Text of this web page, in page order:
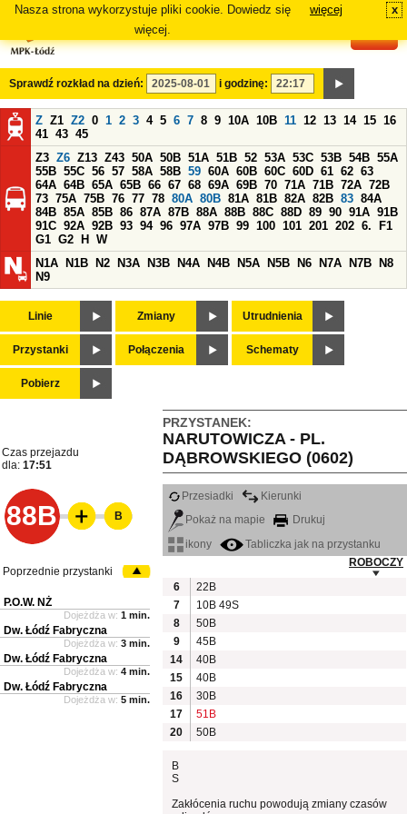
Nasza strona wykorzystuje pliki cookie. Dowiedz się
więcej.
więcej x
Sprawdź rozkład na dzień: i godzinę:
Z Z1 Z2 0 1 2 3 4 5 6 7 8 9 10A 10B 11 12 13 14 15 16
41 43 45
Z3 Z6 Z13 Z43 50A 50B 51A 51B 52 53A 53C 53B 54B 55A
55B 55C 56 57 58A 58B 59 60A 60B 60C 60D 61 62 63
64A 64B 65A 65B 66 67 68 69A 69B 70 71A 71B 72A 72B
73 75A 75B 76 77 78 80A 80B 81A 81B 82A 82B 83 84A
84B 85A 85B 86 87A 87B 88A 88B 88C 88D 89 90 91A 91B
91C 92A 92B 93 94 96 97A 97B 99 100 101 201 202 6.
F1
G1 G2 H
W
N1A
N1B N2 N3A N3B N4A N4B N5A N5B N6 N7A N7B
N8
N9
Linie Zmiany Utrudnienia
Przystanki Połączenia Schematy
Pobierz
PRZYSTANEK:
NARUTOWICZA - PL.
DĄBROWSKIEGO (0602)
Czas przejazdu
dla: 17:51
88B
Przesiadki
Kierunki
Pokaż na mapie
Drukuj
ikony
Tabliczka jak na przystanku
ROBOCZY
6
22B
7
10B 49S
8
50B
9
45B
14
40B
15
40B
16
30B
17
51B
20
50B
B
S
Zakłócenia ruchu powodują zmiany czasów
B
Poprzednie przystanki
P.O.W. NŻ
Dojeżdża w: 1 min.
Dw. Łódź Fabryczna
Dojeżdża w: 3 min.
Dw. Łódź Fabryczna
Dojeżdża w: 4 min.
Dw. Łódź Fabryczna
Dojeżdża w: 5 min.